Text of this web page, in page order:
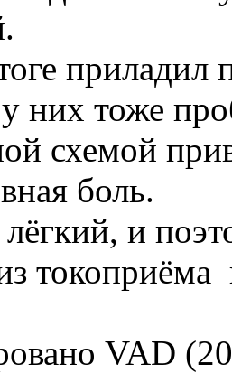
них тоже
схемой
боль.
и
токоприёма
VAD